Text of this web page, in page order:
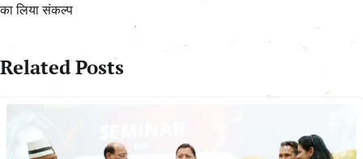
का लिया संकल्प
Related Posts